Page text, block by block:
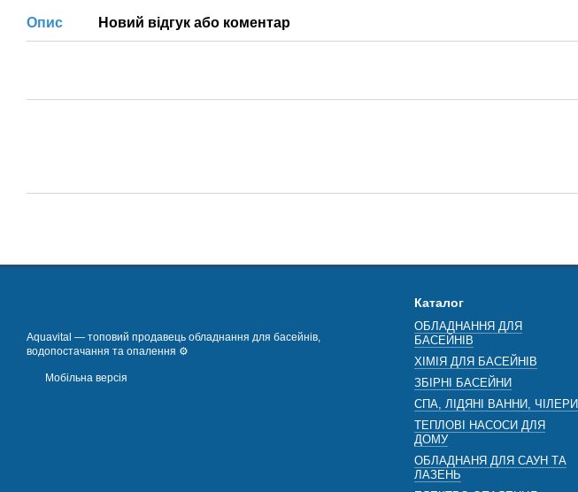
Опис Новий відгук або коментар
Aquavital — топовий продавець обладнання для басейнів,
водопостачання та опалення ⚙️
Мобільна версія
Каталог
ОБЛАДНАННЯ ДЛЯ
БАСЕЙНІВ
ХІМІЯ ДЛЯ БАСЕЙНІВ
ЗБІРНІ БАСЕЙНИ
СПА, ЛІДЯНІ ВАННИ, ЧІЛЕРИ
ТЕПЛОВІ НАСОСИ ДЛЯ
ДОМУ
ОБЛАДНАНЯ ДЛЯ САУН ТА
ЛАЗЕНЬ